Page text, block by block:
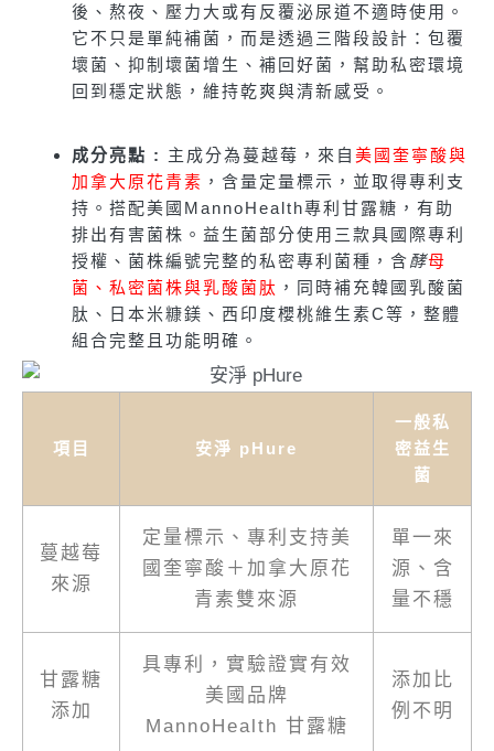
後、熬夜、壓力大或有反覆泌尿道不適時使用。
它不只是單純補菌，而是透過三階段設計：包覆
壞菌、抑制壞菌增生、補回好菌，幫助私密環境
回到穩定狀態，維持乾爽與清新感受。
成分亮點 : 主成分為蔓越莓，來自 美國奎寧酸與
加拿大原花青素 ，含量定量標示，並取得專利支
持。搭配美國MannoHealth專利甘露糖，有助
排出有害菌株。益生菌部分使用三款具國際專利
授權、菌株編號完整的私密專利菌種，含酵母
菌、私密菌株與乳酸菌肽 ，同時補充韓國乳酸菌
肽、日本米糠鎂、西印度櫻桃維生素C等，整體
組合完整且功能明確。
項目 安淨 pHure
一般私
密益生
菌
蔓越莓
來源
定量標示、專利支持美
國奎寧酸＋加拿大原花
青素雙來源
單一來
源、含
量不穩
甘露糖
添加
具專利，實驗證實有效
美國品牌
MannoHealth 甘露糖
添加比
例不明